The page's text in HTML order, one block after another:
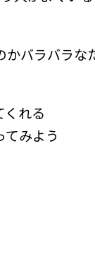
かバラバラな
くれる
みよう